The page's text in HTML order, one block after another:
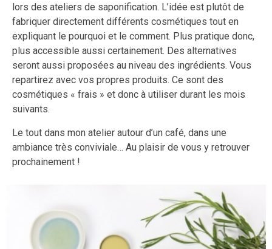
lors des ateliers de saponification. L’idée est plutôt de
fabriquer directement différents cosmétiques tout en
expliquant le pourquoi et le comment. Plus pratique donc,
plus accessible aussi certainement. Des alternatives
seront aussi proposées au niveau des ingrédients. Vous
repartirez avec vos propres produits. Ce sont des
cosmétiques « frais » et donc à utiliser durant les mois
suivants.
Le tout dans mon atelier autour d’un café, dans une
ambiance très conviviale… Au plaisir de vous y retrouver
prochainement !